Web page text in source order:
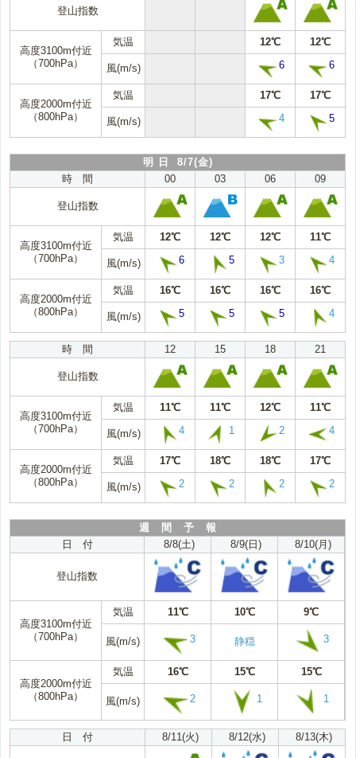
登山指数
高度3100m付近
（700hPa）
気温 12℃ 12℃
風(m/s) 6 6
高度2000m付近
（800hPa）
気温 17℃ 17℃
風(m/s) 4 5
明 日 8/7(金)
時 間
00 03 06 09
登山指数
高度3100m付近
（700hPa）
気温 12℃ 12℃ 12℃ 11℃
風(m/s) 6 5 3 4
高度2000m付近
（800hPa）
気温 16℃ 16℃ 16℃ 16℃
風(m/s) 5 5 5 4
時 間 12 15 18 21
登山指数
高度3100m付近
（700hPa）
気温 11℃ 11℃ 12℃ 11℃
風(m/s) 4 1 2 4
高度2000m付近
（800hPa）
気温 17℃ 18℃ 18℃ 17℃
風(m/s) 2 2 2 2
週 間 予 報
日 付
8/8(土) 8/9(日) 8/10(月)
登山指数
高度3100m付近
（700hPa）
気温 11℃ 10℃ 9℃
風(m/s) 3 静穏 3
高度2000m付近
（800hPa）
気温 16℃ 15℃ 15℃
風(m/s) 2 1 1
日 付 8/11(火) 8/12(水) 8/13(木)